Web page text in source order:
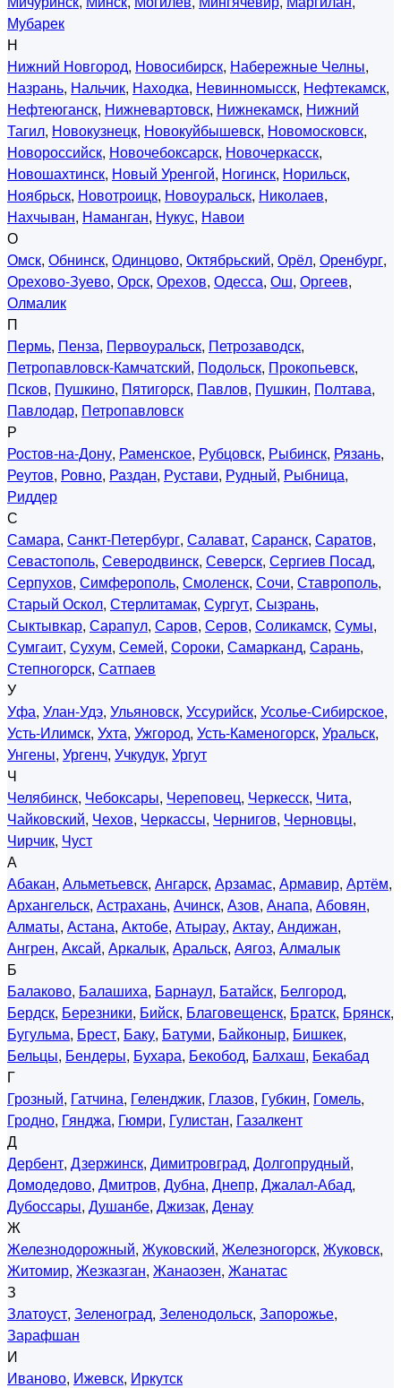
Мубарек
Н
Нижний Новгород, Новосибирск, Набережные Челны,
Назрань, Нальчик, Находка, Невинномысск, Нефтекамск,
Нефтеюганск, Нижневартовск, Нижнекамск, Нижний
Тагил, Новокузнецк, Новокуйбышевск, Новомосковск,
Новороссийск, Новочебоксарск, Новочеркасск,
Новошахтинск, Новый Уренгой, Ногинск, Норильск,
Ноябрьск, Новотроицк, Новоуральск, Николаев,
Нахчыван, Наманган, Нукус, Навои
О
Омск, Обнинск, Одинцово, Октябрьский, Орёл, Оренбург,
Орехово-Зуево, Орск, Орехов, Одесса, Ош, Оргеев,
Олмалик
П
Пермь, Пенза, Первоуральск, Петрозаводск,
Петропавловск-Камчатский, Подольск, Прокопьевск,
Псков, Пушкино, Пятигорск, Павлов, Пушкин, Полтава,
Павлодар, Петропавловск
Р
Ростов-на-Дону, Раменское, Рубцовск, Рыбинск, Рязань,
Реутов, Ровно, Раздан, Рустави, Рудный, Рыбница,
Риддер
С
Самара, Санкт-Петербург, Салават, Саранск, Саратов,
Севастополь, Северодвинск, Северск, Сергиев Посад,
Серпухов, Симферополь, Смоленск, Сочи, Ставрополь,
Старый Оскол, Стерлитамак, Сургут, Сызрань,
Сыктывкар, Сарапул, Саров, Серов, Соликамск, Сумы,
Сумгаит, Сухум, Семей, Сороки, Самарканд, Сарань,
Степногорск, Сатпаев
У
Уфа, Улан-Удэ, Ульяновск, Уссурийск, Усолье-Сибирское,
Усть-Илимск, Ухта, Ужгород, Усть-Каменогорск, Уральск,
Унгены, Ургенч, Учкудук, Ургут
Ч
Челябинск, Чебоксары, Череповец, Черкесск, Чита,
Чайковский, Чехов, Черкассы, Чернигов, Черновцы,
Чирчик, Чуст
А
Абакан, Альметьевск, Ангарск, Арзамас, Армавир, Артём,
Архангельск, Астрахань, Ачинск, Азов, Анапа, Абовян,
Алматы, Астана, Актобе, Атырау, Актау, Андижан,
Ангрен, Аксай, Аркалык, Аральск, Аягоз, Алмалык
Б
Балаково, Балашиха, Барнаул, Батайск, Белгород,
Бердск, Березники, Бийск, Благовещенск, Братск, Брянск,
Бугульма, Брест, Баку, Батуми, Байконыр, Бишкек,
Бельцы, Бендеры, Бухара, Бекобод, Балхаш, Бекабад
Г
Грозный, Гатчина, Геленджик, Глазов, Губкин, Гомель,
Гродно, Гянджа, Гюмри, Гулистан, Газалкент
Д
Дербент, Дзержинск, Димитровград, Долгопрудный,
Домодедово, Дмитров, Дубна, Днепр, Джалал-Абад,
Дубоссары, Душанбе, Джизак, Денау
Ж
Железнодорожный, Жуковский, Железногорск, Жуковск,
Житомир, Жезказган, Жанаозен, Жанатас
З
Златоуст, Зеленоград, Зеленодольск, Запорожье,
Зарафшан
И
Иваново, Ижевск, Иркутск